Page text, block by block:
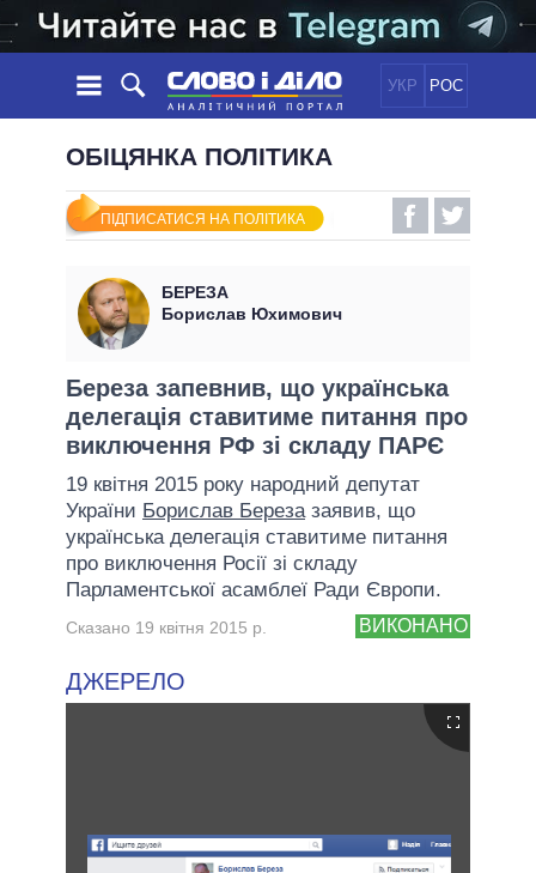
УКР РОС
НОВИНИ
СТРІЧКА
ПОДІЇ
СТАТТІ
ДУМКИ
ОГЛЯДИ
ДАЙДЖЕСТИ
ПОЛІТИКА
ЕКОНОМІКА
СВІТ
ОБIЦЯНКИ
УСІ ПОЛІТИКИ
ПРЕЗИДЕНТ І ОФІС
ВЕРХОВНА РАДА
КАБІНЕТ МІНІСТРІВ
ГОЛОВИ ОБЛАДМІНІСТРАЦІЙ
МЕРИ МІСТ
ВСІ ПЕРСОНИ
ІНФОГРАФІКА
ПІДТРИМАТИ
ОБІЦЯНКА ПОЛІТИКА
ПІДПИСАТИСЯ НА ПОЛІТИКА
БЕРЕЗА
Борислав Юхимович
Береза запевнив, що українська
делегація ставитиме питання про
виключення РФ зі складу ПАРЄ
19 квітня 2015 року народний депутат
України Борислав Береза заявив, що
українська делегація ставитиме питання
про виключення Росії зі складу
Парламентської асамблеї Ради Європи.
ВИКОНАНО
Сказано 19 квітня 2015 р.
ДЖЕРЕЛО